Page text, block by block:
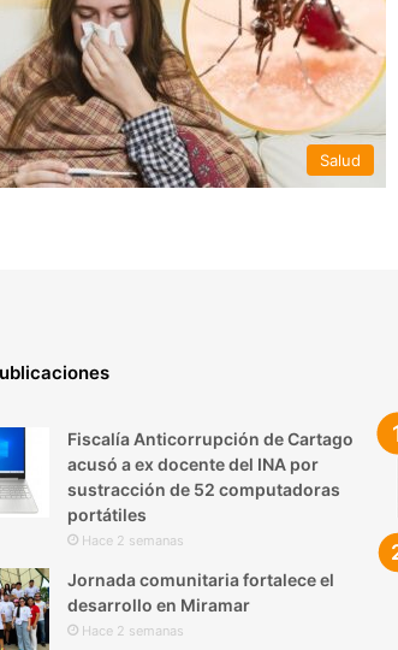
Salud
Fiscalía Anticorrupción de Cartago
acusó a ex docente del INA por
sustracción de 52 computadoras
portátiles
Hace 2 semanas
Jornada comunitaria fortalece el
desarrollo en Miramar
Hace 2 semanas